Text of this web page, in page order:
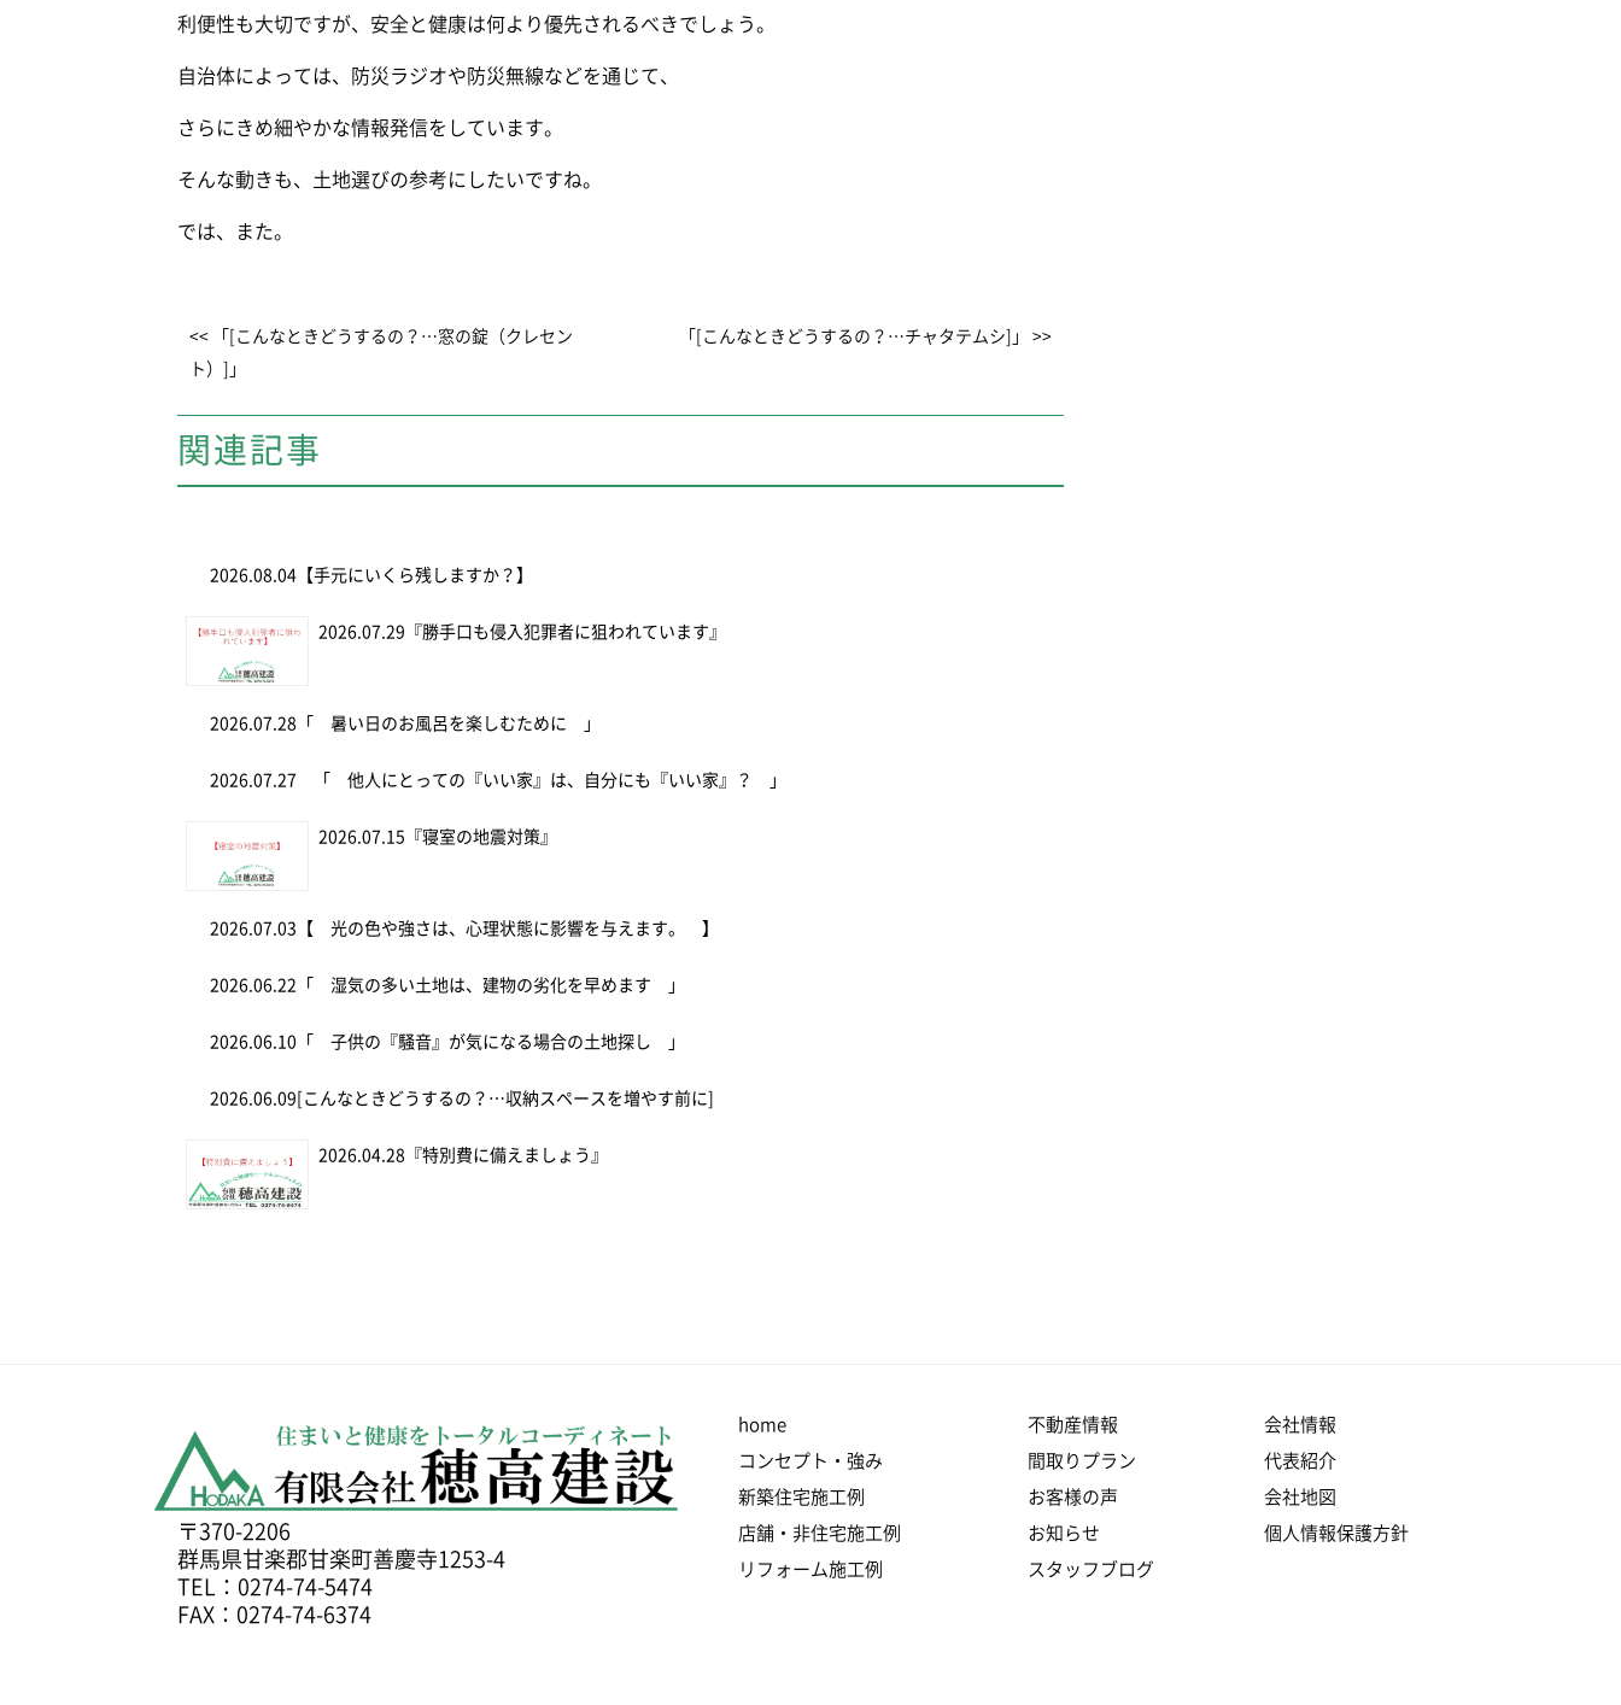
利便性も大切ですが、安全と健康は何より優先されるべきでしょう。
自治体によっては、防災ラジオや防災無線などを通じて、
さらにきめ細やかな情報発信をしています。
そんな動きも、土地選びの参考にしたいですね。
では、また。
<< 「[こんなときどうするの？…窓の錠（クレセン
ト）]」
「[こんなときどうするの？…チャタテムシ]」 >>
関連記事
2026.08.04 【手元にいくら残しますか？】
2026.07.29 『勝手口も侵入犯罪者に狙われています』
2026.07.28 「 暑い日のお風呂を楽しむために 」
2026.07.27 「 他人にとっての『いい家』は、自分にも『いい家』？ 」
2026.07.15 『寝室の地震対策』
2026.07.03 【 光の色や強さは、心理状態に影響を与えます。 】
2026.06.22 「 湿気の多い土地は、建物の劣化を早めます 」
2026.06.10 「 子供の『騒音』が気になる場合の土地探し 」
2026.06.09 [こんなときどうするの？…収納スペースを増やす前に]
2026.04.28 『特別費に備えましょう』
home
コンセプト・強み
新築住宅施工例
店舗・非住宅施工例
リフォーム施工例
不動産情報
間取りプラン
お客様の声
お知らせ
スタッフブログ
会社情報
代表紹介
会社地図
個人情報保護方針
〒370-2206
群馬県甘楽郡甘楽町善慶寺1253-4
TEL：0274-74-5474
FAX：0274-74-6374